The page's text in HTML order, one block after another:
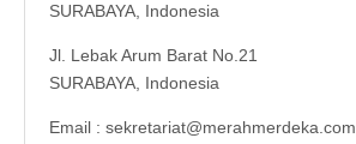
SURABAYA, Indonesia
Jl. Lebak Arum Barat No.21
SURABAYA, Indonesia
Email : sekretariat@merahmerdeka.com